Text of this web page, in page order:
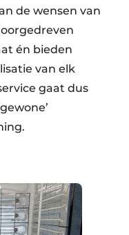
de wensen van
én bieden
van elk
gaat dus